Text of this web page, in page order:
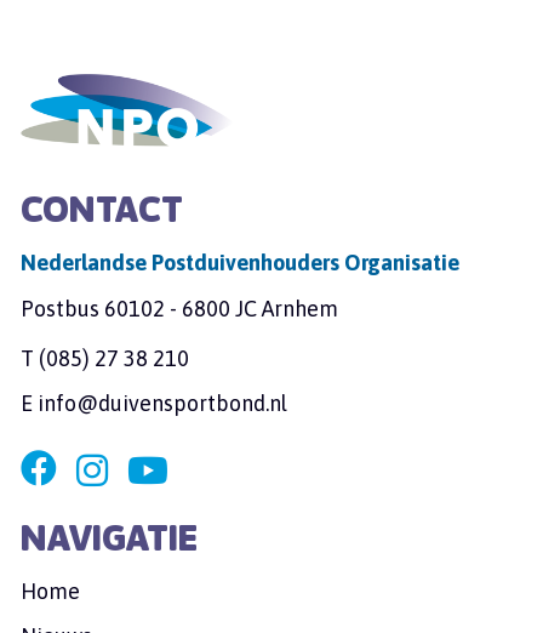
CONTACT
Nederlandse Postduivenhouders Organisatie
Postbus 60102 - 6800 JC Arnhem
T (085) 27 38 210
E info@duivensportbond.nl
NAVIGATIE
Home